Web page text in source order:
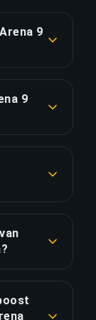
9
Order is
9
Package
KOPIËREN
met
We
en